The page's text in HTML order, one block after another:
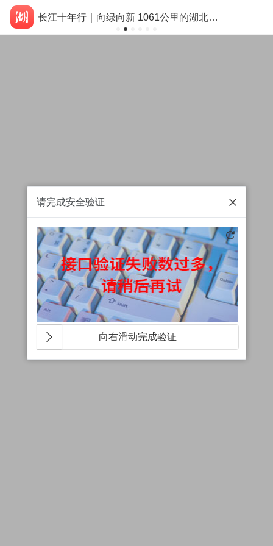
长江十年行｜向绿向新 1061公里的湖北答卷
请完成安全验证
向右滑动完成验证